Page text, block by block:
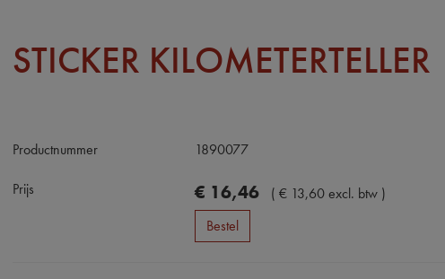
STICKER KILOMETERTELLER
Productnummer 1890077
Prijs € 16,46 (€ 13,60excl. btw )
Bestel